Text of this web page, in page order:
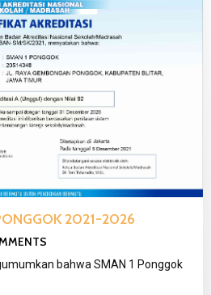
2021-2026
bahwa SMAN 1 Ponggok